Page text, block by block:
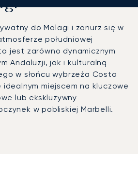
do Malagi i zanurz się w
południowej
jest zarówno dynamicznym
Andaluzji, jak i kulturalną
w słońcu wybrzeża Costa
idealnym miejscem na kluczowe
lub ekskluzywny
w pobliskiej Marbelli.
lot w pełni dopasowany do